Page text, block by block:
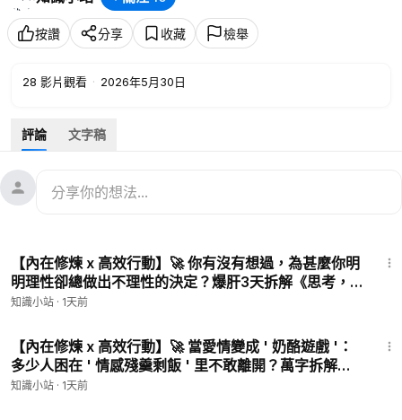
按讚 分享 收藏 檢舉
28 影片觀看 · 2026年5月30日
評論 文字稿
【內在修煉 x 高效行動】🚀 你有沒有想過，為甚麼你明
明理性卻總做出不理性的決定？爆肝3天拆解《思考，
快與慢》，揭秘大腦的隱秘操控。
知識小站 · 1天前
【內在修煉 x 高效行動】🚀 當愛情變成 ' 奶酪遊戲 '：
多少人困在 ' 情感殘羹剩飯 ' 里不敢離開？萬字拆解
《誰動了我的奶酪》隱藏的戀愛生存法則
知識小站 · 1天前